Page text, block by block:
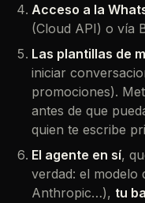
Acceso a la
(Cloud API) o vía
Las plantillas de
iniciar
promociones).
antes de que
quien te escribe
El agente en sí,
verdad: el modelo
Anthropic…), tu